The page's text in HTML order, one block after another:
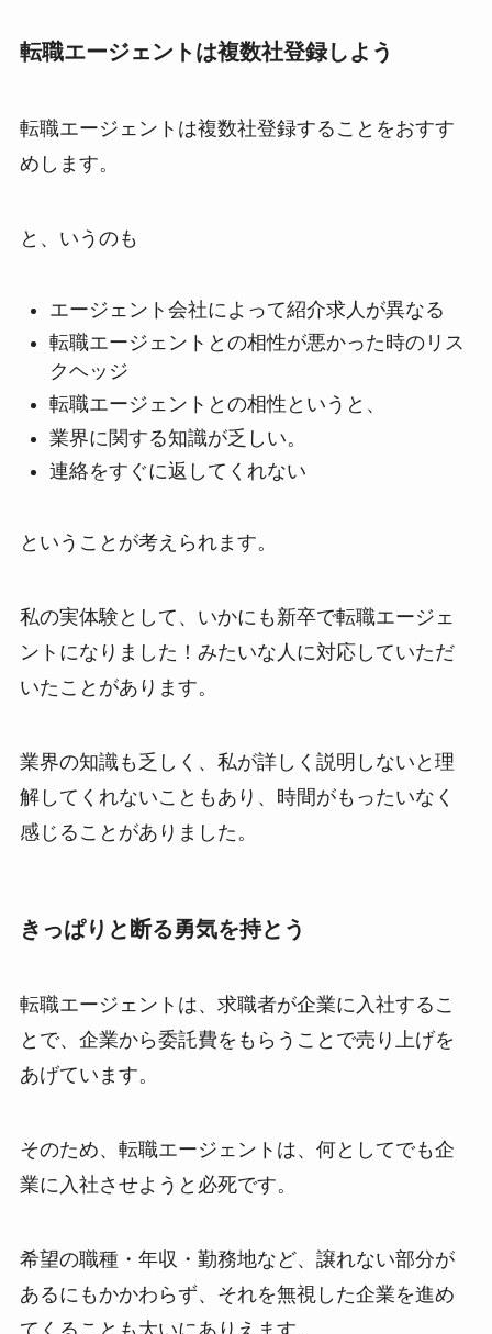
転職エージェントは複数社登録しよう
転職エージェントは複数社登録することをおすす
めします。
と、いうのも
エージェント会社によって紹介求人が異なる
転職エージェントとの相性が悪かった時のリス
クヘッジ
転職エージェントとの相性というと、
業界に関する知識が乏しい。
連絡をすぐに返してくれない
ということが考えられます。
私の実体験として、いかにも新卒で転職エージェ
ントになりました！みたいな人に対応していただ
いたことがあります。
業界の知識も乏しく、私が詳しく説明しないと理
解してくれないこともあり、時間がもったいなく
感じることがありました。
きっぱりと断る勇気を持とう
転職エージェントは、求職者が企業に入社するこ
とで、企業から委託費をもらうことで売り上げを
あげています。
そのため、転職エージェントは、何としてでも企
業に入社させようと必死です。
希望の職種・年収・勤務地など、譲れない部分が
あるにもかかわらず、それを無視した企業を進め